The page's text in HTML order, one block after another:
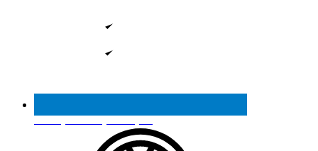
Реестр МинПромТорга